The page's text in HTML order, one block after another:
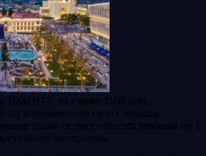
1090 BTC на сумму $100 млн,
по наращиванию своих запасов.
также осуществляется покупка по 1
программы.